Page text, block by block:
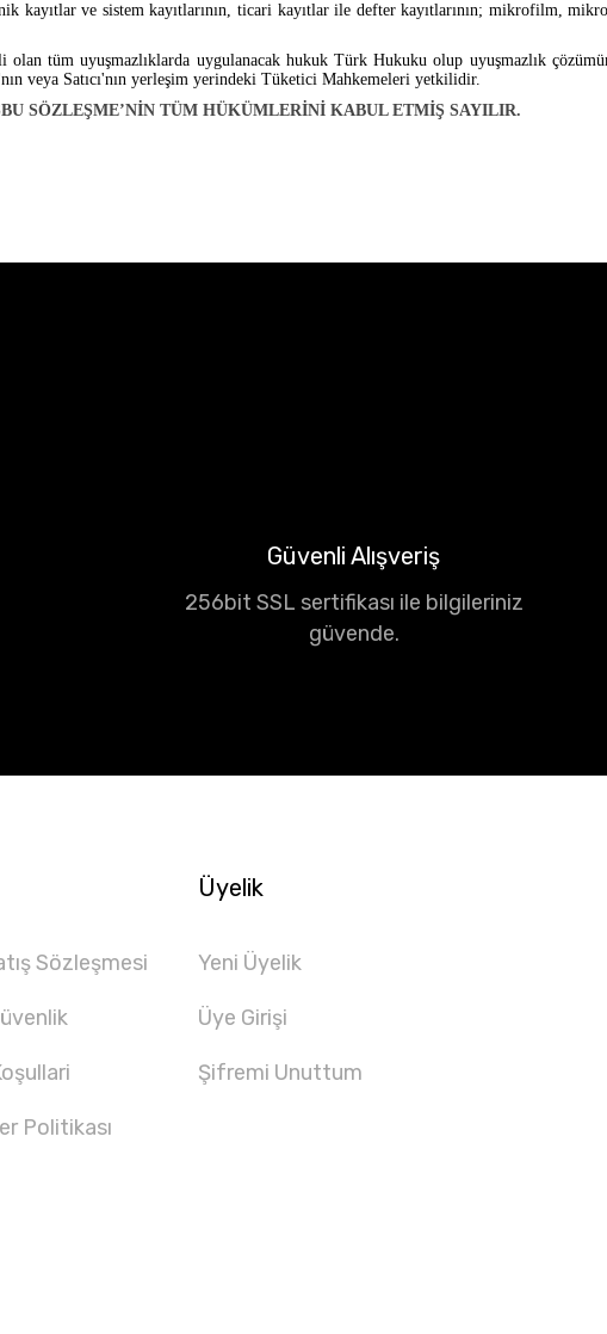
kayıtlar ve sistem kayıtlarının, ticari kayıtlar ile defter kayıtlarının; mikrofilm,
olan tüm uyuşmazlıklarda uygulanacak hukuk Türk Hukuku olup uyuşmazlık
veya Satıcı'nın yerleşim yerindeki Tüketici Mahkemeleri yetkilidir.
SÖZLEŞME’NİN TÜM HÜKÜMLERİNİ KABUL ETMİŞ SAYILIR.
Güvenli Alışveriş
256bit SSL sertifikası ile bilgileriniz
güvende.
Sözleşmesi
Politikası
Üyelik
Yeni Üyelik
Üye Girişi
Şifremi Unuttum